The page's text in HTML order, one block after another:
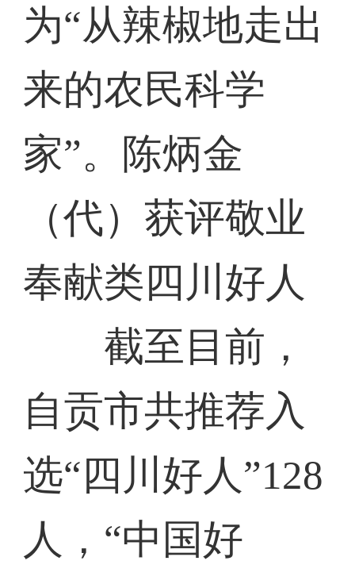
为“从辣椒地走出
来的农民科学
家”。陈炳金
（代）获评敬业
奉献类四川好人
截至目前，
自贡市共推荐入
选“四川好人”128
人，“中国好